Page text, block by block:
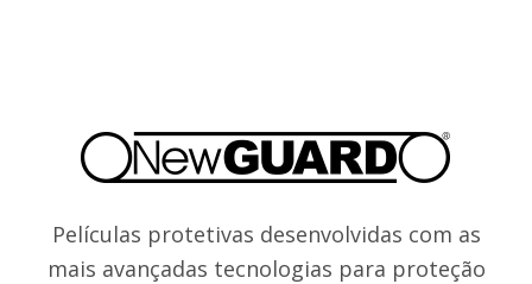
Películas protetivas desenvolvidas com as
mais avançadas tecnologias para proteção